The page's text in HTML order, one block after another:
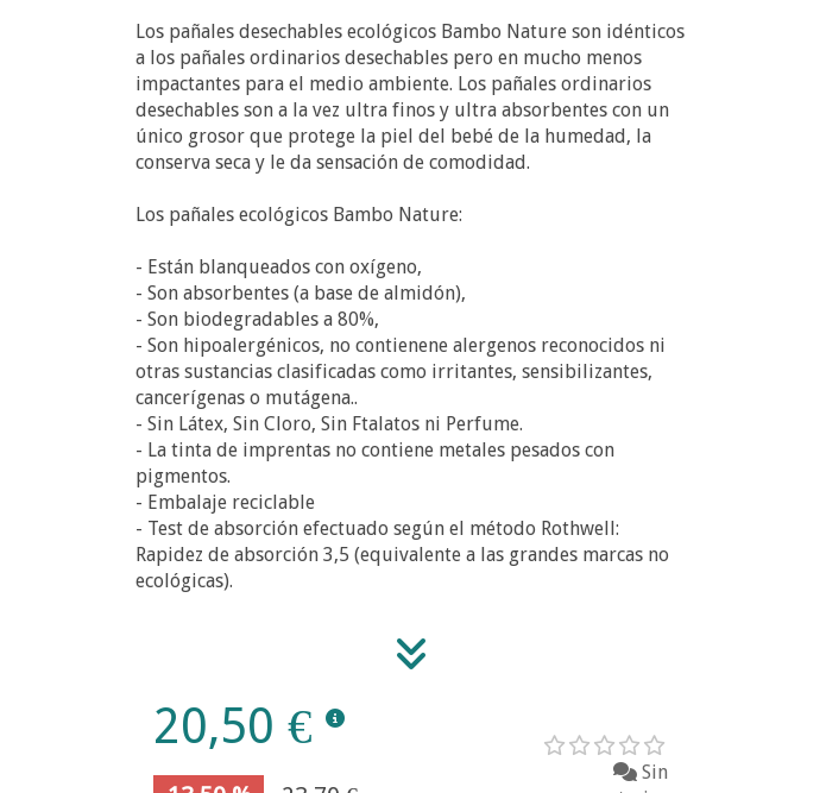
Los pañales desechables ecológicos Bambo Nature son idénticos
a los pañales ordinarios desechables pero en mucho menos
impactantes para el medio ambiente. Los pañales ordinarios
desechables son a la vez ultra finos y ultra absorbentes con un
único grosor que protege la piel del bebé de la humedad, la
conserva seca y le da sensación de comodidad.
Los pañales ecológicos Bambo Nature:
- Están blanqueados con oxígeno,
- Son absorbentes (a base de almidón),
- Son biodegradables a 80%,
- Son hipoalergénicos, no contienene alergenos reconocidos ni
otras sustancias clasificadas como irritantes, sensibilizantes,
cancerígenas o mutágena..
- Sin Látex, Sin Cloro, Sin Ftalatos ni Perfume.
- La tinta de imprentas no contiene metales pesados con
pigmentos.
- Embalaje reciclable
- Test de absorción efectuado según el método Rothwell:
Rapidez de absorción 3,5 (equivalente a las grandes marcas no
ecológicas).
20,50 €
Sin